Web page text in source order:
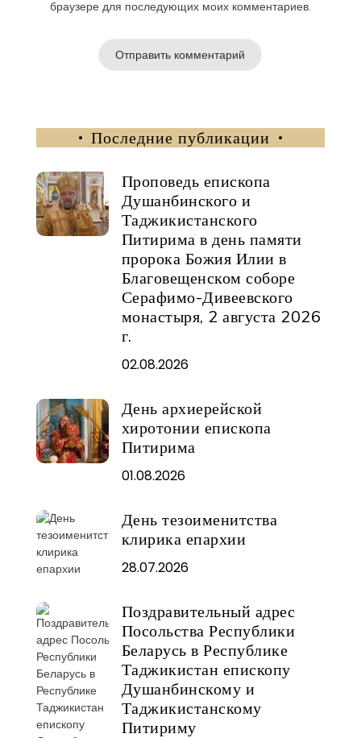
браузере для последующих моих комментариев.
Последние публикации
Проповедь епископа
Душанбинского и
Таджикистанского
Питирима в день памяти
пророка Божия Илии в
Благовещенском соборе
Серафимо-Дивеевского
монастыря, 2 августа 2026
г.
02.08.2026
День архиерейской
хиротонии епископа
Питирима
01.08.2026
День тезоименитства
клирика епархии
28.07.2026
Поздравительный адрес
Посольства Республики
Беларусь в Республике
Таджикистан епископу
Душанбинскому и
Таджикистанскому
Питириму